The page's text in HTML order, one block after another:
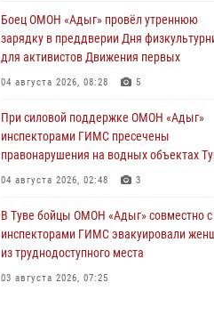
Боец ОМОН «Адыг» провёл утреннюю
зарядку в преддверии Дня
для активистов Движения первых
04 августа 2026, 08:28 5
При силовой поддержке ОМОН «Адыг»
инспекторами ГИМС пресечены
правонарушения на водных объектах
04 августа 2026, 02:48 3
В Туве бойцы ОМОН «Адыг» совместно с
инспекторами ГИМС эвакуировали
из труднодоступного места
03 августа 2026, 07:25